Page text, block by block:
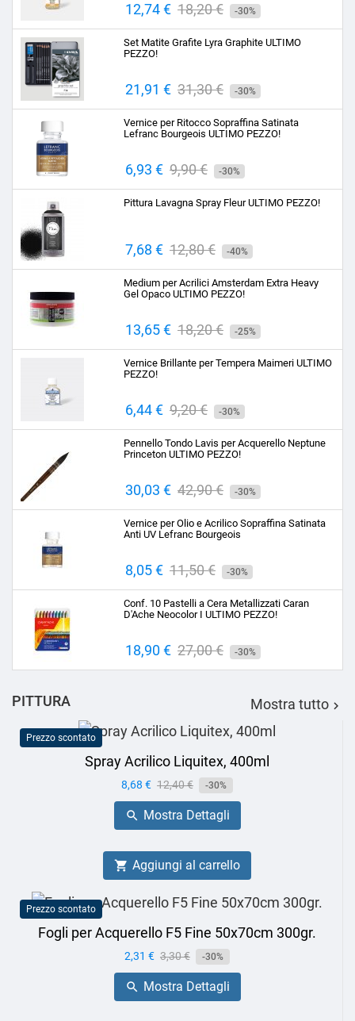
Prezzo
12,74 € Prezzo
base
18,20 € -30%
Set Matite Grafite Lyra Graphite ULTIMO
PEZZO!
Prezzo
21,91 € Prezzo
base
31,30 € -30%
Vernice per Ritocco Sopraffina Satinata
Lefranc Bourgeois ULTIMO PEZZO!
Prezzo
6,93 € Prezzo
base
9,90 € -30%
Pittura Lavagna Spray Fleur ULTIMO PEZZO!
Prezzo
7,68 € Prezzo
base
12,80 € -40%
Medium per Acrilici Amsterdam Extra Heavy
Gel Opaco ULTIMO PEZZO!
Prezzo
13,65 € Prezzo
base
18,20 € -25%
Vernice Brillante per Tempera Maimeri ULTIMO
PEZZO!
Prezzo
6,44 € Prezzo
base
9,20 € -30%
Pennello Tondo Lavis per Acquerello Neptune
Princeton ULTIMO PEZZO!
Prezzo
30,03 € Prezzo
base
42,90 € -30%
Vernice per Olio e Acrilico Sopraffina Satinata
Anti UV Lefranc Bourgeois
Prezzo
8,05 € Prezzo
base
11,50 € -30%
Conf. 10 Pastelli a Cera Metallizzati Caran
D'Ache Neocolor I ULTIMO PEZZO!
Prezzo
18,90 € Prezzo
base
27,00 € -30%
PITTURA Mostra tutto 
Prezzo scontato
Spray Acrilico Liquitex, 400ml
Prezzo
8,68 € Prezzo
base
12,40 € -30%
 Mostra Dettagli
 Aggiungi al carrello
Prezzo scontato
Fogli per Acquerello F5 Fine 50x70cm 300gr.
Prezzo
2,31 € Prezzo
base
3,30 € -30%
 Mostra Dettagli